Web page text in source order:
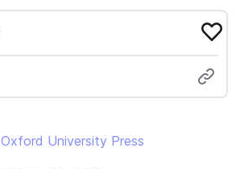
Oxford University Press